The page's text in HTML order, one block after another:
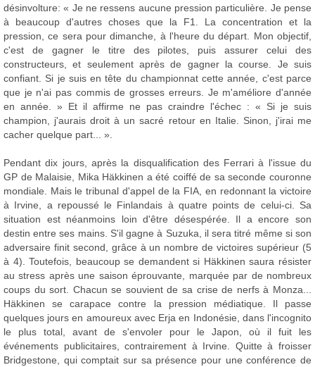
désinvolture: « Je ne ressens aucune pression particulière. Je pense
à beaucoup d'autres choses que la F1. La concentration et la
pression, ce sera pour dimanche, à l'heure du départ. Mon objectif,
c'est de gagner le titre des pilotes, puis assurer celui des
constructeurs, et seulement après de gagner la course. Je suis
confiant. Si je suis en tête du championnat cette année, c'est parce
que je n'ai pas commis de grosses erreurs. Je m'améliore d'année
en année. » Et il affirme ne pas craindre l'échec : « Si je suis
champion, j'aurais droit à un sacré retour en Italie. Sinon, j'irai me
cacher quelque part... ».
Pendant dix jours, après la disqualification des Ferrari à l'issue du
GP de Malaisie, Mika Häkkinen a été coiffé de sa seconde couronne
mondiale. Mais le tribunal d'appel de la FIA, en redonnant la victoire
à Irvine, a repoussé le Finlandais à quatre points de celui-ci. Sa
situation est néanmoins loin d'être désespérée. Il a encore son
destin entre ses mains. S'il gagne à Suzuka, il sera titré même si son
adversaire finit second, grâce à un nombre de victoires supérieur (5
à 4). Toutefois, beaucoup se demandent si Häkkinen saura résister
au stress après une saison éprouvante, marquée par de nombreux
coups du sort. Chacun se souvient de sa crise de nerfs à Monza...
Häkkinen se carapace contre la pression médiatique. Il passe
quelques jours en amoureux avec Erja en Indonésie, dans l'incognito
le plus total, avant de s'envoler pour le Japon, où il fuit les
événements publicitaires, contrairement à Irvine. Quitte à froisser
Bridgestone, qui comptait sur sa présence pour une conférence de